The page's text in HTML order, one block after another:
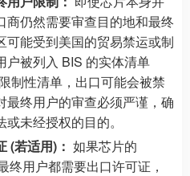
商仍然需要审查目的地和最终
可能受到美国的贸易禁运或制
户被列入 BIS 的实体清单
制性清单，出口可能会被禁
最终用户的审查必须严谨，确
未经授权的目的。
(若适用)： 如果芯片的
终用户都需要出口许可证，